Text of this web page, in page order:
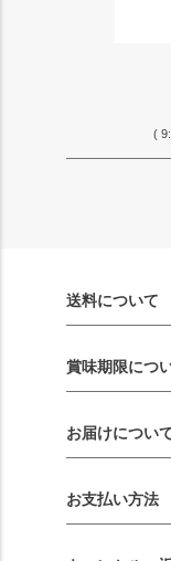
(
送料について
賞味期限につ
お届けについ
お支払い方法